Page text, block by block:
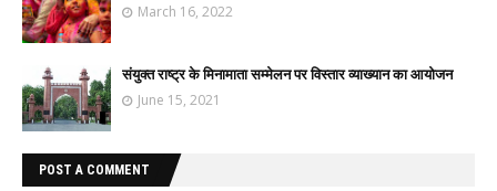
March 16, 2022
संयुक्त राष्ट्र के मिनामाता सम्मेलन पर विस्तार व्याख्यान का आयोजन
June 15, 2021
POST A COMMENT